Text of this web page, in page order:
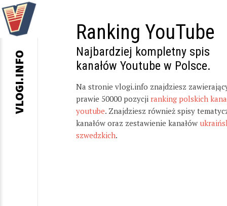
Ranking YouTube
Najbardziej kompletny spis
kanałów Youtube w Polsce.
Na stronie vlogi.info znajdziesz
prawie 50000 pozycji ranking polskich
youtube. Znajdziesz również spisy
kanałów oraz zestawienie kanałów
szwedzkich.
VLOGI.INFO